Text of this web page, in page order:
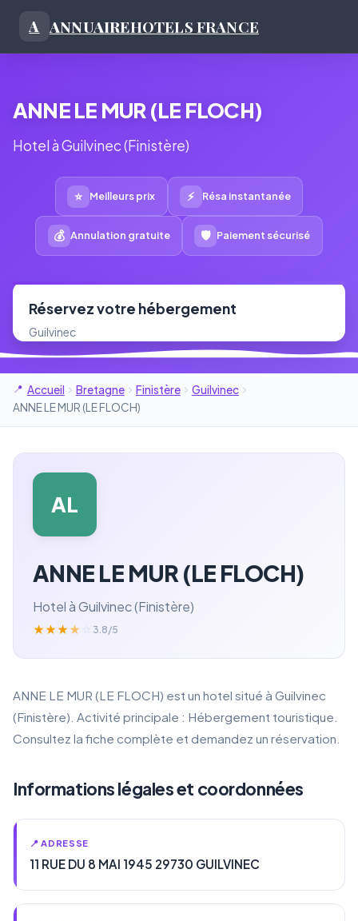
A ANNUAIREHOTELS FRANCE
ANNE LE MUR (LE FLOCH)
Hotel à Guilvinec (Finistère)
⭐ Meilleurs prix ⚡ Résa instantanée
💰 Annulation gratuite 🛡 Paiement sécurisé
Réservez votre hébergement
Guilvinec
Accueil Bretagne Finistère
Guilvinec
ANNE LE MUR (LE FLOCH)
AL
ANNE LE MUR (LE FLOCH)
Hotel à Guilvinec (Finistère)
★★★★ 3.8/5
ANNE LE MUR (LE FLOCH) est un hotel situé à Guilvinec
(Finistère). Activité principale : Hébergement touristique.
Consultez la fiche complète et demandez un réservation.
Informations légales et coordonnées
📍 ADRESSE
11 RUE DU 8 MAI 1945 29730 GUILVINEC